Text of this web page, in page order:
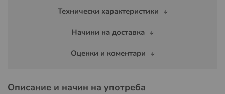
Технически характеристики
Начини на доставка
Оценки и коментари
Описание и начин на употреба